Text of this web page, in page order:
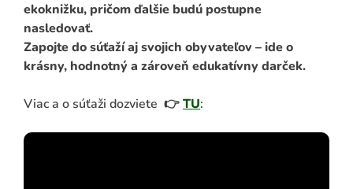
ekoknižku, pričom ďalšie budú postupne
nasledovať.
Zapojte do súťaží aj svojich obyvateľov – ide o
krásny, hodnotný a zároveň edukatívny darček.
Viac a o súťaži dozviete 👉TU: